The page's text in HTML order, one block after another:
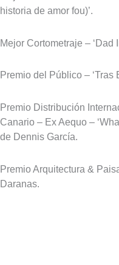
historia de amor fou)’.
Mejor Cortometraje – ‘Dad
Premio del Público – ‘Tras
Premio Distribución
Canario – Ex Aequo –
de Dennis García.
Premio Arquitectura &
Daranas.